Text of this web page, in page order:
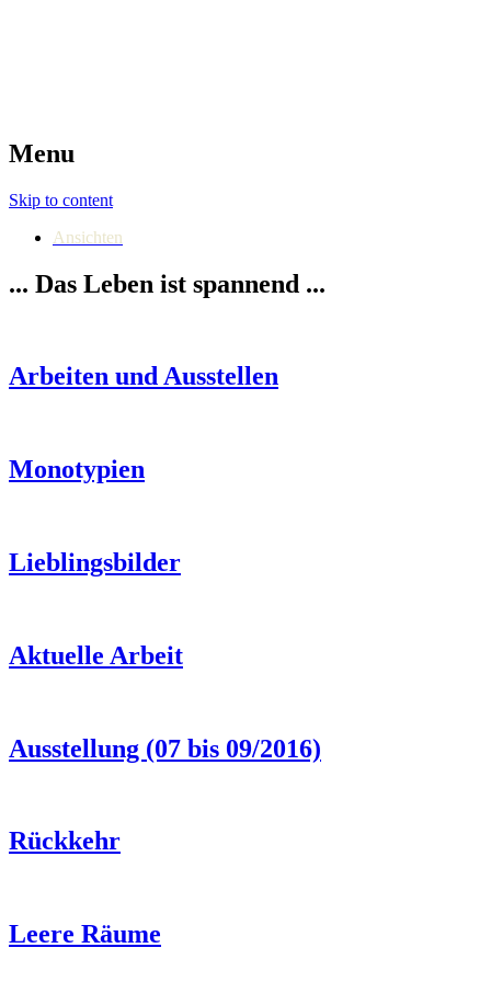
Menu
Skip to content
Ansichten
... Das Leben ist spannend ...
Arbeiten und Ausstellen
Monotypien
Lieblingsbilder
Aktuelle Arbeit
Ausstellung (07 bis 09/2016)
Rückkehr
Leere Räume